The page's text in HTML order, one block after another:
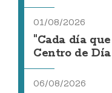
01/08/2026
"Cada día
Centro de
06/08/2026